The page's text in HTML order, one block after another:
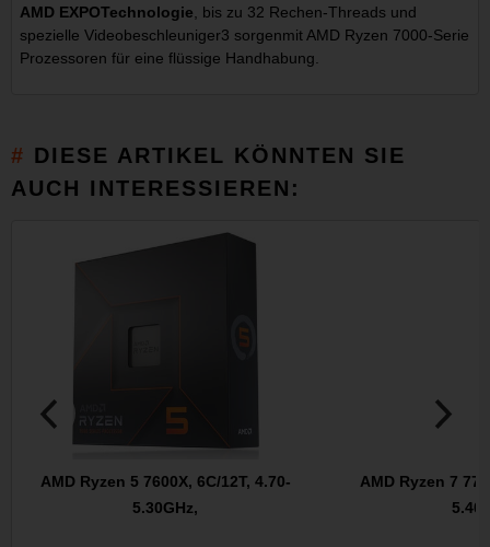
AMD EXPOTechnologie , bis zu 32 Rechen-Threads und
spezielle Videobeschleuniger3 sorgenmit AMD Ryzen 7000-Serie
Prozessoren für eine flüssige Handhabung.
DIESE ARTIKEL KÖNNTEN SIE
AUCH INTERESSIEREN:
AMD Ryzen 5 7600X, 6C/12T, 4.70-
5.30GHz,
AMD Ryzen 7